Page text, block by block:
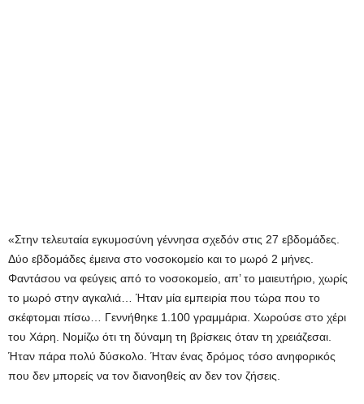
«Στην τελευταία εγκυμοσύνη γέννησα σχεδόν στις 27 εβδομάδες.
Δύο εβδομάδες έμεινα στο νοσοκομείο και το μωρό 2 μήνες.
Φαντάσου να φεύγεις από το νοσοκομείο, απ’ το μαιευτήριο, χωρίς
το μωρό στην αγκαλιά… Ήταν μία εμπειρία που τώρα που το
σκέφτομαι πίσω… Γεννήθηκε 1.100 γραμμάρια. Χωρούσε στο χέρι
του Χάρη. Νομίζω ότι τη δύναμη τη βρίσκεις όταν τη χρειάζεσαι.
Ήταν πάρα πολύ δύσκολο. Ήταν ένας δρόμος τόσο ανηφορικός
που δεν μπορείς να τον διανοηθείς αν δεν τον ζήσεις.